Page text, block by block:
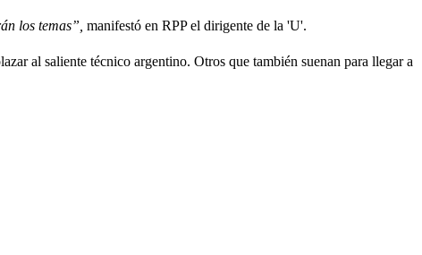
los temas”, manifestó en RPP el dirigente de la 'U'.
al saliente técnico argentino. Otros que también suenan para llegar a